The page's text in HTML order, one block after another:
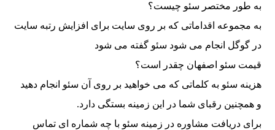
به طور مختصر سئو چیست؟
به مجموعه اقداماتی که بر روی سایت برای افزایش رتبه سایت
در گوگل انجام می شود سئو گفته می شود
قیمت سئو اصفهان چقدر است؟
هزینه سئو به کلماتی که می خواهید بر روی آن سئو انجام دهید
و همچنین رقبای شما در این زمینه بستگی دارد.
برای دریافت مشاوره در زمینه سئو با چه شماره ای تماس